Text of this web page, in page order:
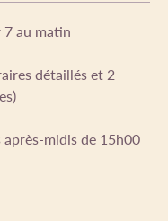
au matin
détaillés et 2
midis de 15h00